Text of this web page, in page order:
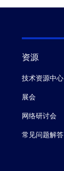
资源
技术资源中心
展会
网络研讨会
常见问题解答